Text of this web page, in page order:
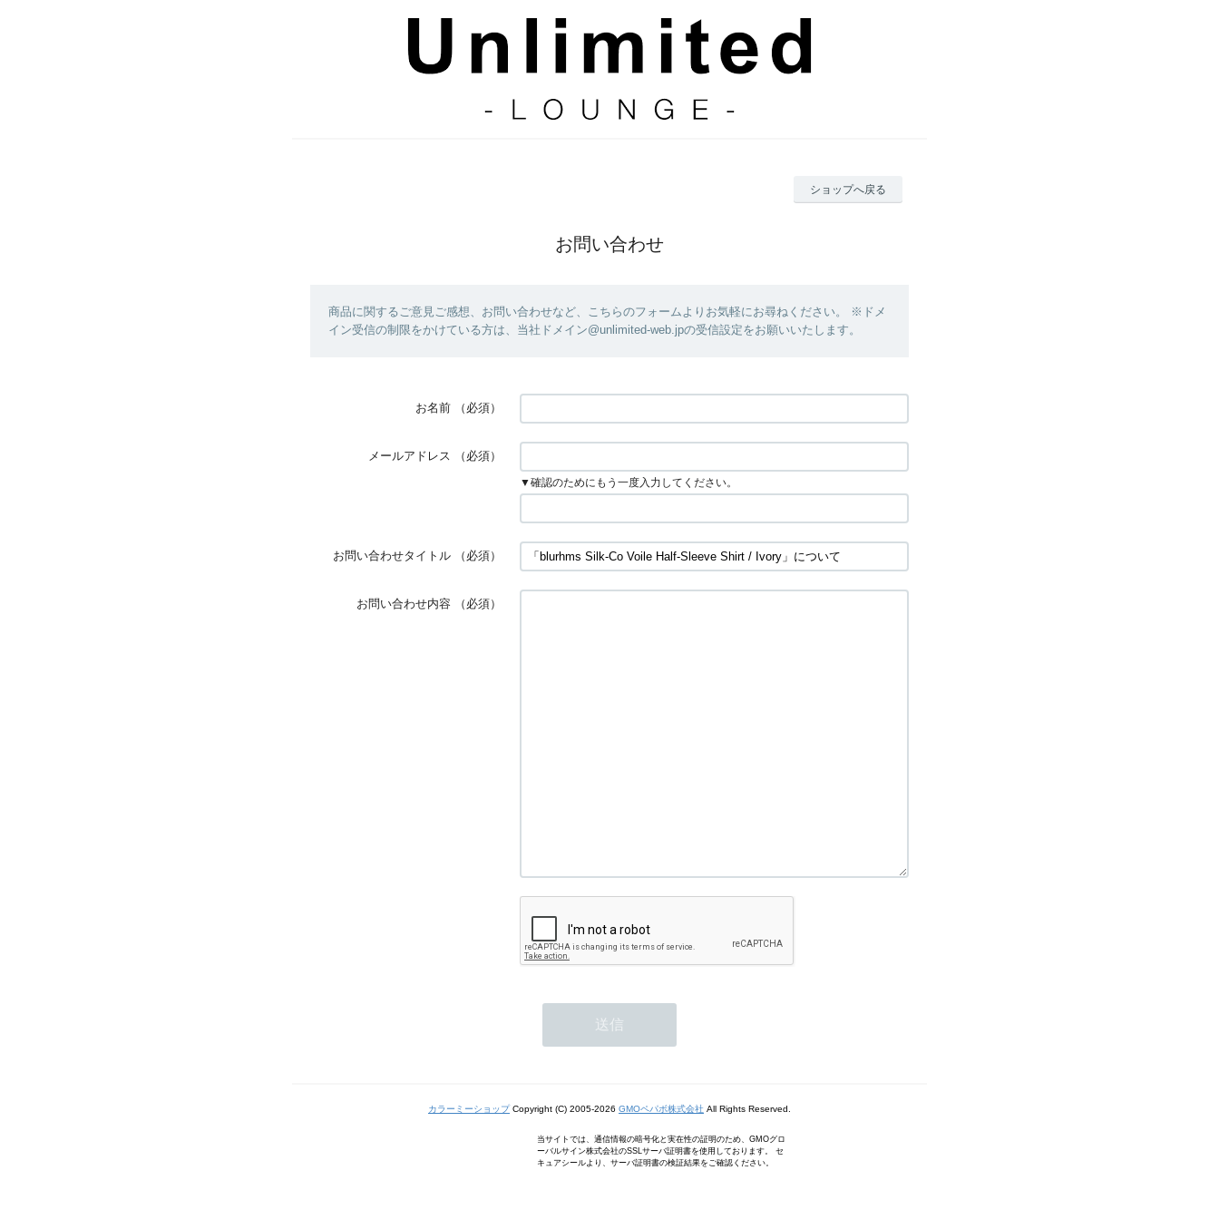
ショップへ戻る
お問い合わせ
商品に関するご意見ご感想、お問い合わせなど、こちらのフォームよりお気軽にお尋ねください。 ※ドメ
イン受信の制限をかけている方は、当社ドメイン@unlimited-web.jpの受信設定をお願いいたします。
お名前 （必須）
メールアドレス （必須）
▼確認のためにもう一度入力してください。
お問い合わせタイトル （必須）
お問い合わせ内容 （必須）
カラーミーショップCopyright (C) 2005-2026 GMOペパボ株式会社 All Rights Reserved.
当サイトでは、通信情報の暗号化と実在性の証明のため、GMOグロ
ーバルサイン株式会社のSSLサーバ証明書を使用しております。 セ
キュアシールより、サーバ証明書の検証結果をご確認ください。